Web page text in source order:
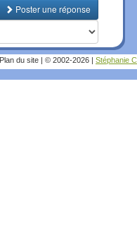
Poster une réponse
Plan du site © 2002-2026 Stéphanie C